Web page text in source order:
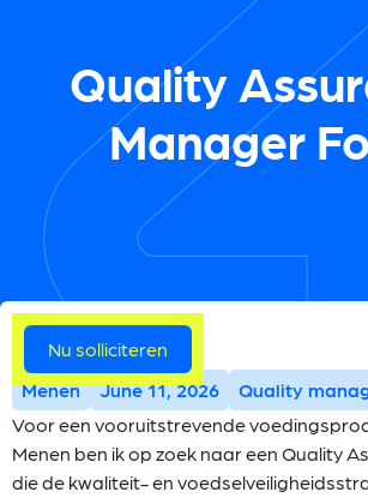
Quality
Manager
Meer vacatures
Menen June 11, 2026
Quality
Voor een vooruitstrevende
Menen ben ik op zoek naar een Quality
die de kwaliteit- en
Nu solliciteren